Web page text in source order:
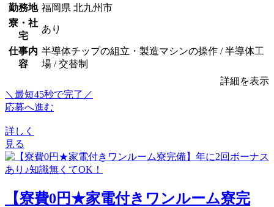
勤務地 福岡県 北九州市
寮・社
宅
あり
仕事内
容
半導体チップの組立・製造マシンの操作 / 半導体工
場 / 交替制
詳細を表示
＼最短45秒で完了／
応募へ進む
詳しく
見る
【寮費0円★家電付きワンルーム寮完